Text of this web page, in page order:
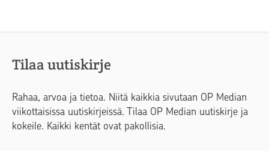
Tilaa uutiskirje
Rahaa, arvoa ja tietoa. Niitä kaikkia sivutaan OP Median
viikottaisissa uutiskirjeissä. Tilaa OP Median uutiskirje ja
kokeile. Kaikki kentät ovat pakollisia.